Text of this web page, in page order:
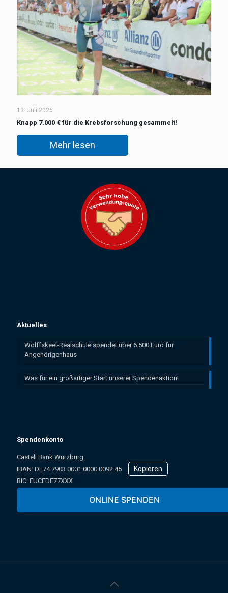
13. Juli 2026
Knapp 7.000 € für die Krebsforschung gesammelt!
Mehr lesen
Aktuelles
Wolffskeel-Realschule spendet über 6.500 Euro für
Angehörigenhaus
Was für ein großartiger Start unserer Spendenaktion!
Spendenkonto
Castell Bank Würzburg:
IBAN: ­DE74 7903 0001 0000 0092 45
Kopieren
BIC: FUCEDE77XXX
Oder online über unser Spendenformular:
ONLINE SPENDEN